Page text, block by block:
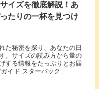
イズを徹底解説！あ
たりの一杯を見つけ
た秘密を探り、あなたの日
。サイズの読み方から量の
する情報をたっぷりとお届
イド スターバック...